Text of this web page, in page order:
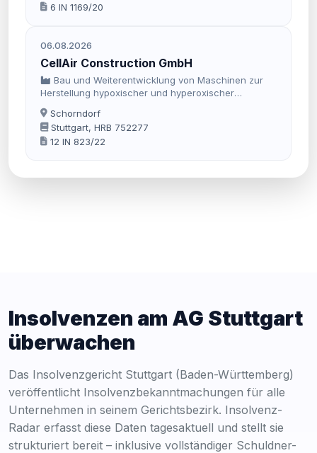
6 IN 1169/20
06.08.2026
CellAir Construction GmbH
Bau und Weiterentwicklung von Maschinen zur
Herstellung hypoxischer und hyperoxischer
Luftgemische zur Verbesserung der
Herzfrequenzvariabilität/HRV (heart-rate-variability)
einschließlich des Vertriebs der Maschinen
Schorndorf
Stuttgart, HRB 752277
12 IN 823/22
Insolvenzen am AG Stuttgart
überwachen
Das Insolvenzgericht Stuttgart (Baden-Württemberg)
veröffentlicht Insolvenzbekanntmachungen für alle
Unternehmen in seinem Gerichtsbezirk. Insolvenz-
Radar erfasst diese Daten tagesaktuell und stellt sie
strukturiert bereit – inklusive vollständiger Schuldner-